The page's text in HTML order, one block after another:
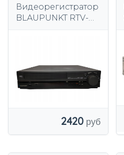
Видеорегистратор
BLAUPUNKT RTV-
2420